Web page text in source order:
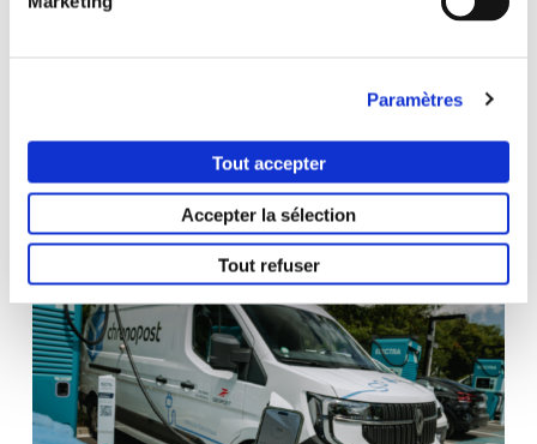
Paramètres
Tout accepter
Accepter la sélection
Tout refuser
Ces articles pourraient vous
intéresser